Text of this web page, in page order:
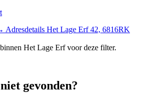
Adresdetails Het Lage Erf 42, 6816RK
Het Lage Erf voor deze filter.
gevonden?